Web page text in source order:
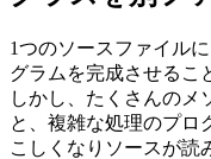
1つのソースファイル
グラムを完成させるこ
しかし、たくさんのメ
と、複雑な処理のプロ
こしくなりソースが読